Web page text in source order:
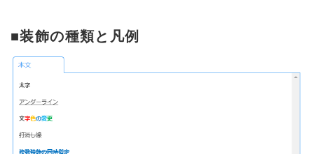
■装飾の種類と凡例